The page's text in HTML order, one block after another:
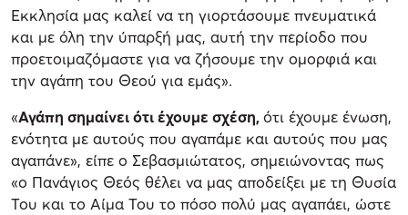
Εκκλησία μας καλεί να τη γιορτάσουμε πνευματικά
και με όλη την ύπαρξή μας, αυτή την περίοδο που
προετοιμαζόμαστε για να ζήσουμε την ομορφιά και
την αγάπη του Θεού για εμάς».
«Αγάπη σημαίνει ότι έχουμε σχέση, ότι έχουμε ένωση,
ενότητα με αυτούς που αγαπάμε και αυτούς που μας
αγαπάνε», είπε ο Σεβασμιώτατος, σημειώνοντας πως
«ο Πανάγιος Θεός θέλει να μας αποδείξει με τη Θυσία
Του και το Αίμα Του το πόσο πολύ μας αγαπάει, ώστε